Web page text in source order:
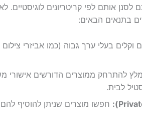
אותם לפי קריטריונים לוגיסטיים.
בתנאים הבאים:
וקלים בעלי ערך גבוה (כמו אביזרי
להתרחק ממוצרים הדורשים אישורי
לבית.
חפשו מוצרים שניתן להוסיף